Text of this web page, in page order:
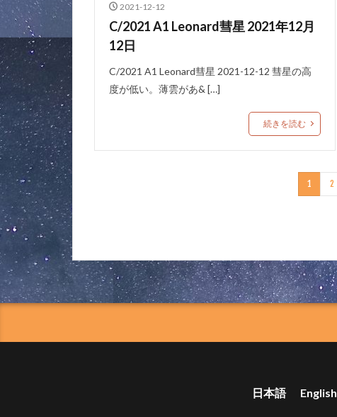
2021-12-12
C/2021 A1 Leonard彗星 2021年12月
12日
C/2021 A1 Leonard彗星 2021-12-12 彗星の高
度が低い。薄雲があ& […]
続きを読む
1 2
日本語 English